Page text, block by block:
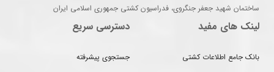
ساختمان شهید جعفر جنگروی، فدراسیون کشتی جمهوری اسلامی ایران
لینک های مفید
بانک جامع اطلاعات کشتی
دسترسی سریع
جستجوی پیشرفته